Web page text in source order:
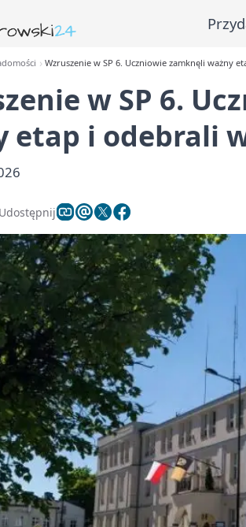
Wzruszenie w SP 6. Uczniowie zamknęli ważny
w SP 6.
etap i odebrali
Udostępnij